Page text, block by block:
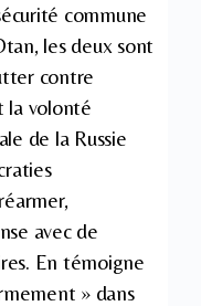
commune
les deux sont
contre
la volonté
de la Russie
avec de
En témoigne
» dans